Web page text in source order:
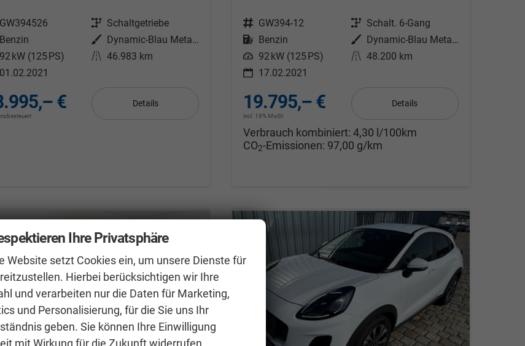
GW394526 Getriebe Schaltgetriebe
Benzin Außenfarbe
Dynamic-Blau Metallic
92 kW (125 PS) Kilometerstand 46.983 km
01.02.2021
€ Details
Fahrzeugnr. GW394-12 Getriebe Schalt. 6-Gang
Kraftstoff Benzin Außenfarbe
Dynamic-Blau Metallic
Leistung 92 kW (125 PS) Kilometerstand 48.200 km
17.02.2021
19.795,– €
incl. 19% MwSt.
Details
Verbrauch kombiniert:4,30 l/100km
CO2-Emissionen: 97,00 g/km
Ihre Privatsphäre
Website setzt Cookies ein, um unsere Dienste für
Hierbei berücksichtigen wir Ihre
und verarbeiten nur die Daten für Marketing,
und Personalisierung, für die Sie uns Ihr
geben. Sie können Ihre Einwilligung
mit Wirkung für die Zukunft widerrufen.